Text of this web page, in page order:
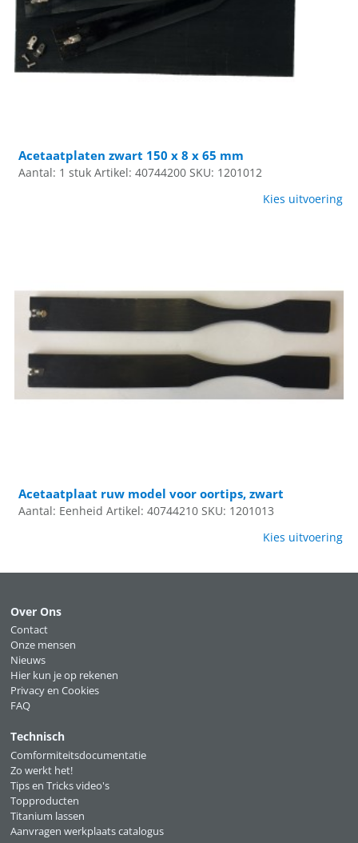
Acetaatplaten zwart 150 x 8 x 65 mm
Aantal: 1 stuk Artikel: 40744200 SKU: 1201012
Kies uitvoering
Acetaatplaat ruw model voor oortips, zwart
Aantal: Eenheid Artikel: 40744210 SKU: 1201013
Kies uitvoering
Over Ons
Contact
Onze mensen
Nieuws
Hier kun je op rekenen
Privacy en Cookies
FAQ
Technisch
Comformiteitsdocumentatie
Zo werkt het!
Tips en Tricks video's
Topproducten
Titanium lassen
Aanvragen werkplaats catalogus